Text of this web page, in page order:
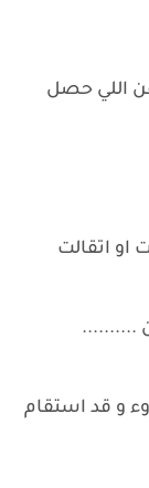
اللي حصل
اتقالت
..........
و قد استقام